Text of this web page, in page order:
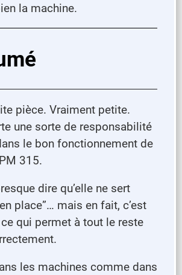
la machine.
pièce. Vraiment petite.
une sorte de responsabilité
le bon fonctionnement de
315.
dire qu’elle ne sert
en place”… mais en fait, c’est
qui permet à tout le reste
les machines comme dans